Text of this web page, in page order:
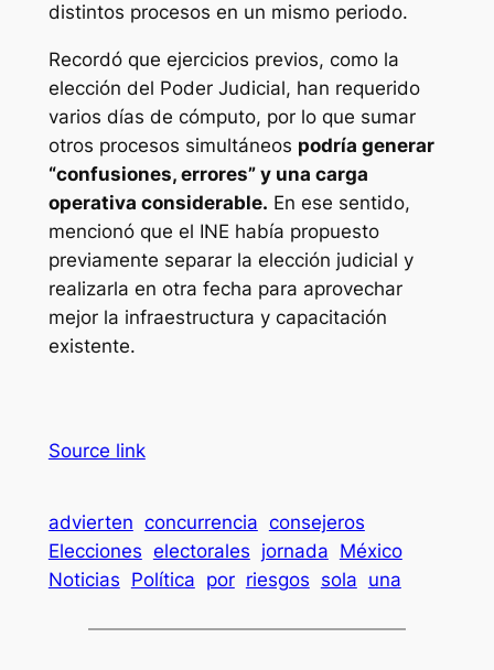
distintos procesos en un mismo periodo.
Recordó que ejercicios previos, como la
elección del Poder Judicial, han requerido
varios días de cómputo, por lo que sumar
otros procesos simultáneos podría generar
“confusiones, errores” y una carga
operativa considerable. En ese sentido,
mencionó que el INE había propuesto
previamente separar la elección judicial y
realizarla en otra fecha para aprovechar
mejor la infraestructura y capacitación
existente.
Source link
advierten concurrencia consejeros
Elecciones electorales jornada México
Noticias Política por riesgos sola una